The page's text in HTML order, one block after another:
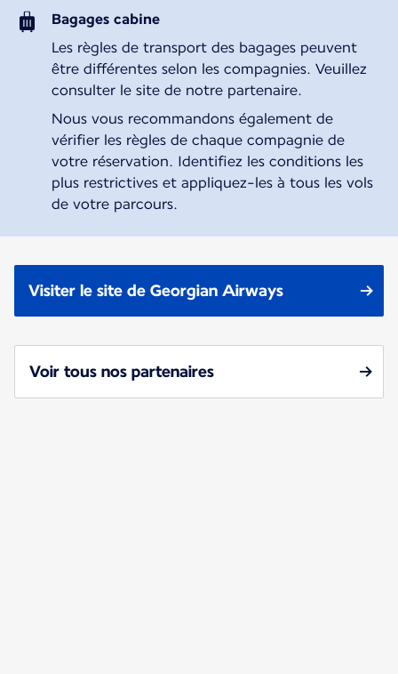
Bagages cabine
Les règles de transport des bagages peuvent
être différentes selon les compagnies. Veuillez
consulter le site de notre partenaire.
Nous vous recommandons également de
vérifier les règles de chaque compagnie de
votre réservation. Identifiez les conditions les
plus restrictives et appliquez-les à tous les vols
de votre parcours.
Visiter le site de Georgian Airways
Voir tous nos partenaires